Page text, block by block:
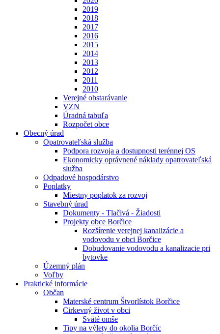
2019
2018
2017
2016
2015
2014
2013
2012
2011
2010
Verejné obstarávanie
VZN
Úradná tabuľa
Rozpočet obce
Obecný úrad
Opatrovateľská služba
Podpora rozvoja a dostupnosti terénnej OS
Ekonomicky oprávnené náklady opatrovateľská
služba
Odpadové hospodárstvo
Poplatky
Miestny poplatok za rozvoj
Stavebný úrad
Dokumenty - Tlačivá - Žiadosti
Projekty obce Borčice
Rozšírenie verejnej kanalizácie a
vodovodu v obci Borčice
Dobudovanie vodovodu a kanalizacie pri
bytovke
Územný plán
Voľby
Praktické informácie
Občan
Materské centrum Štvorlístok Borčice
Cirkevný život v obci
Sväté omše
Tipy na výlety do okolia Borčíc